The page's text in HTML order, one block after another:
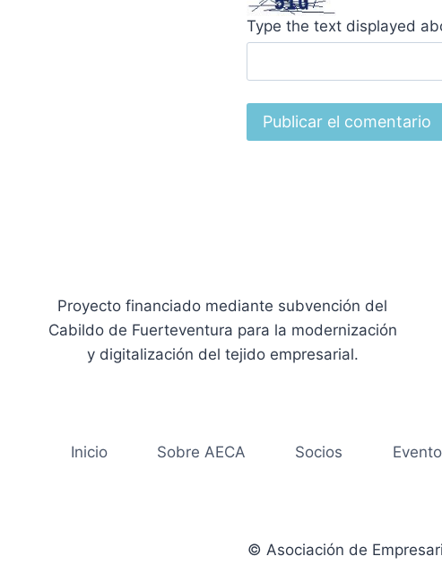
Type the text displayed
Proyecto financiado mediante subvención del
Cabildo de Fuerteventura para la modernización
y digitalización del tejido empresarial.
Inicio Sobre AECA Socios
© Asociación de